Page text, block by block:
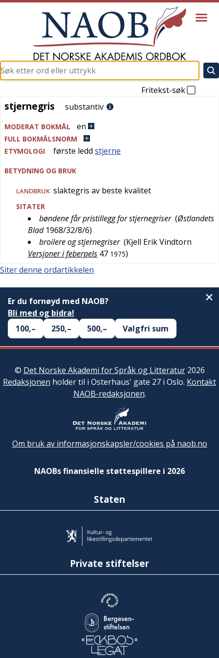
Fritekst-søk
stjernegris
stjernegris substantiv
MODERAT BOKMÅL en
FULL BOKMÅLSNORM
ETYMOLOGI
første ledd stjerne
BETYDNING OG BRUK
LANDBRUK slaktegris av beste kvalitet
SITATER
bøndene får pristillegg for stjernegriser (Østlandets
Blad 1968/32/8/6)
broilere og stjernegriser (Kjell Erik Vindtorn
Versjoner i feberpels 47 1975)
Siter denne ordartikkelen
Er du fornøyd med NAOB?
Bli med og bidra!
100,–
250,– 500,– Valgfri sum
© Det Norske Akademi for Språk og Litteratur2026
Redaksjonen holder til i Osterhaus' gate 27 i Oslo. Kontakt
NAOB-redaksjonen.
Om bruk av informasjonskapsler/cookies på naob.no
NAOBs finansielle støttespillere i 2026
Staten
Private stiftelser